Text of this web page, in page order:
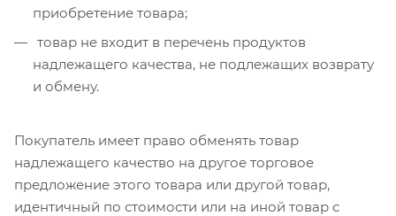
приобретение товара;
товар не входит в перечень продуктов
надлежащего качества, не подлежащих возврату
и обмену.
Покупатель имеет право обменять товар
надлежащего качество на другое торговое
предложение этого товара или другой товар,
идентичный по стоимости или на иной товар с